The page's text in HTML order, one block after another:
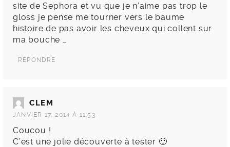
site de Sephora et vu que je n’aime pas trop le
gloss je pense me tourner vers le baume
histoire de pas avoir les cheveux qui collent sur
ma bouche …
RÉPONDRE
CLEM
JANVIER 17, 2014 À 11:53
Coucou !
C’est une jolie découverte à tester 🙂